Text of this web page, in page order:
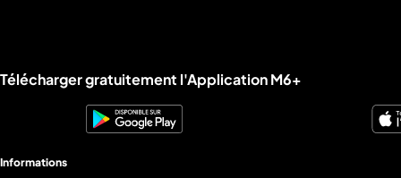
Liens utiles M6+.
Télécharger gratuitement l'Application M6+
Informations